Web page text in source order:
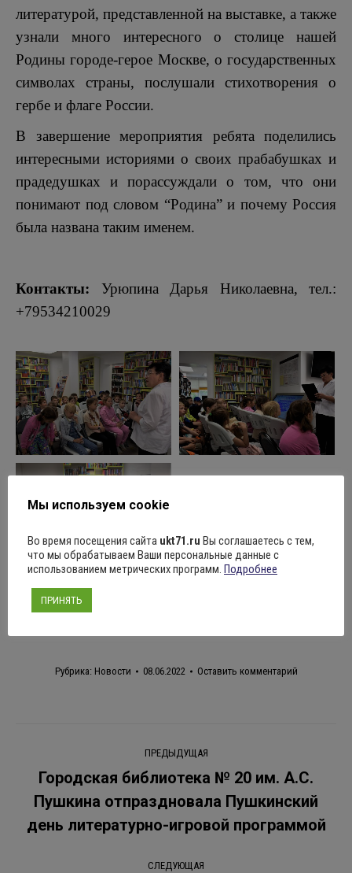
литературой, представленной на выставке, а также
узнали много интересного о столице нашей
Родины городе-герое Москве, о государственных
символах страны, послушали стихотворения о
гербе и флаге России.
В завершение мероприятия ребята поделились
интересными историями о своих прабабушках и
прадедушках и порассуждали о том, что они
понимают под словом “Родина” и почему Россия
была названа таким именем.
Контакты: Урюпина Дарья Николаевна, тел.:
+79534210029
Поделиться
Рубрика: Новости 08.06.2022 Оставить комментарий
Навигация
по
записям
ПРЕДЫДУЩАЯ
Предыдущая
запись:
Городская библиотека № 20 им. А.С.
Пушкина отпраздновала Пушкинский
день литературно-игровой программой
СЛЕДУЮЩАЯ
Мы используем cookie
Во время посещения сайта ukt71.ru Вы соглашаетесь с тем,
что мы обрабатываем Ваши персональные данные с
использованием метрических программ. Подробнее
ПРИНЯТЬ